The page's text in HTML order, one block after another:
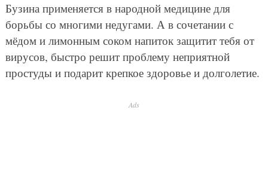
Бузина применяется в народной медицине для
борьбы со многими недугами. А в сочетании с
мёдом и лимонным соком напиток защитит тебя от
вирусов, быстро решит проблему неприятной
простуды и подарит крепкое здоровье и долголетие.
Ads